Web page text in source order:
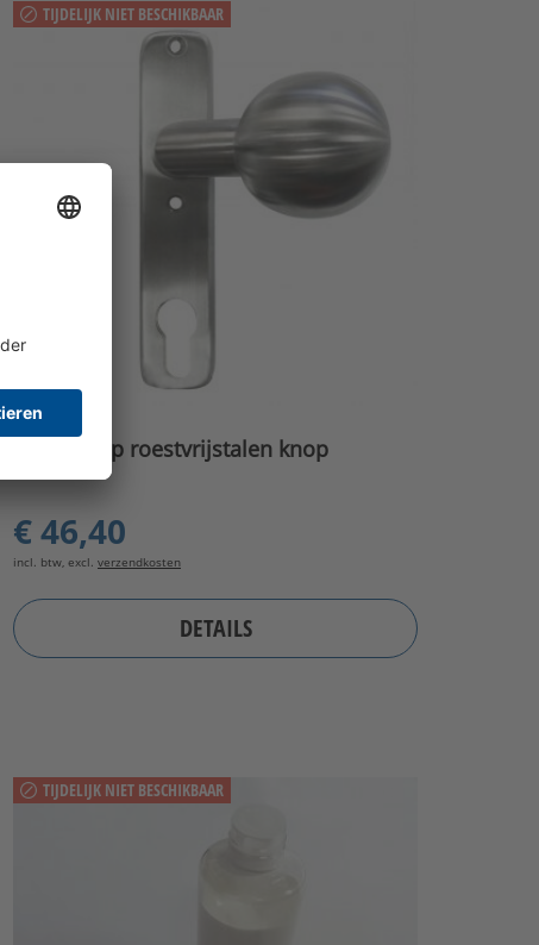
TIJDELIJK NIET BESCHIKBAAR
Handgreep roestvrijstalen knop
€ 46,40
incl. btw, excl. verzendkosten
DETAILS
TIJDELIJK NIET BESCHIKBAAR